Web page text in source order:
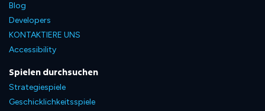
Blog
Developers
KONTAKTIERE UNS
Accessibility
Spielen durchsuchen
Strategiespiele
Geschicklichkeitsspiele